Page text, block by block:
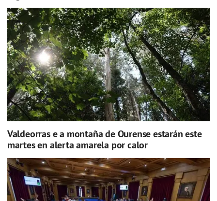
Valdeorras e a montaña de Ourense estarán este
martes en alerta amarela por calor